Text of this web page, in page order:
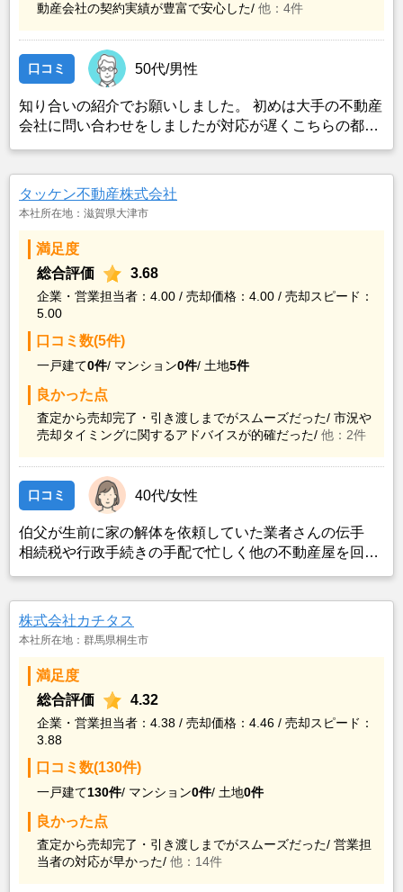
動産会社の契約実績が豊富で安心した/ 他：4件
口コミ 50代/男性
知り合いの紹介でお願いしました。 初めは大手の不動産
会社に問い合わせをしましたが対応が遅くこちらの都合
で対応も早くこちらの注文も良く聞いていただきまし
た。 大変よくしてもらって助かりました
タッケン不動産株式会社
本社所在地：滋賀県大津市
満足度
総合評価
3.68
企業・営業担当者：4.00 / 売却価格：4.00 / 売却スピード：
5.00
口コミ数(5件)
一戸建て0件/ マンション0件/ 土地5件
良かった点
査定から売却完了・引き渡しまでがスムーズだった/ 市況や
売却タイミングに関するアドバイスが的確だった/ 他：2件
口コミ 40代/女性
伯父が生前に家の解体を依頼していた業者さんの伝手
相続税や行政手続きの手配で忙しく他の不動産屋を回る
株式会社カチタス
本社所在地：群馬県桐生市
満足度
総合評価
4.32
企業・営業担当者：4.38 / 売却価格：4.46 / 売却スピード：
3.88
口コミ数(130件)
一戸建て130件/ マンション0件/ 土地0件
良かった点
査定から売却完了・引き渡しまでがスムーズだった/ 営業担
当者の対応が早かった/ 他：14件